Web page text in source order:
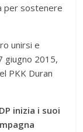
per sostenere
unirsi e
giugno 2015,
PKK Duran
inizia i suoi